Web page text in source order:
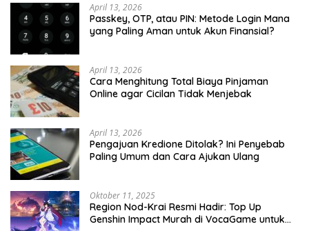
April 13, 2026
Passkey, OTP, atau PIN: Metode Login Mana
yang Paling Aman untuk Akun Finansial?
April 13, 2026
Cara Menghitung Total Biaya Pinjaman
Online agar Cicilan Tidak Menjebak
April 13, 2026
Pengajuan Kredione Ditolak? Ini Penyebab
Paling Umum dan Cara Ajukan Ulang
Oktober 11, 2025
Region Nod-Krai Resmi Hadir: Top Up
Genshin Impact Murah di VocaGame untuk